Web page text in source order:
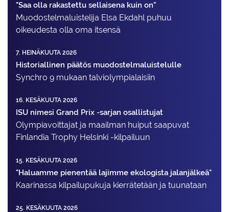
"Saa olla rakastettu sellaisena kuin on"
Muodostelma­luistelija Elsa Ekdahl puhuu
oikeudesta olla oma itsensä
7. HEINÄKUUTA 2026
Historiallinen päätös muodostelmaluistelulle
Synchro 9 mukaan talviolympialaisiin
16. KESÄKUUTA 2026
ISU nimesi Grand Prix -sarjan osallistujat
Olympiavoittajat ja maailman huiput saapuvat
Finlandia Trophy Helsinki -kilpailuun
15. KESÄKUUTA 2026
"Haluamme pienentää lajimme ekologista jalanjälkeä"
Kaarinassa kilpailupukuja kierrätetään ja tuunataan
25. KESÄKUUTA 2026